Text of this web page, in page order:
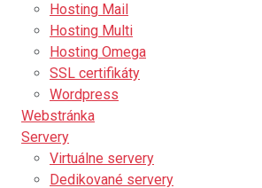
Hosting Mail
Hosting Multi
Hosting Omega
SSL certifikáty
Wordpress
Webstránka
Servery
Virtuálne servery
Dedikované servery